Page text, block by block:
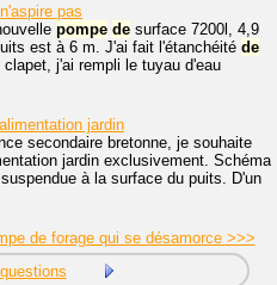
pas
pompe de surface 7200l, 4,9
est à 6 m. J'ai fait l'étanchéité de
clapet, j'ai rempli le tuyau d'eau
jardin
secondaire bretonne, je souhaite
jardin exclusivement. Schéma
à la surface du puits. D'un
de forage qui se désamorce >>>